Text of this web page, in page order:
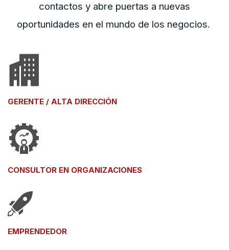
contactos y abre puertas a nuevas
oportunidades en el mundo de los negocios.
GERENTE / ALTA DIRECCIÓN
CONSULTOR EN ORGANIZACIONES
EMPRENDEDOR